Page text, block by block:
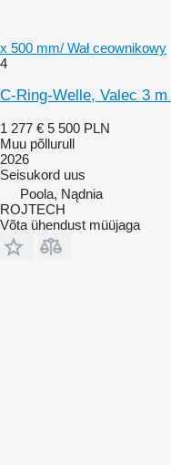
x 500 mm/ Wał ceownikowy
4
C-Ring-Welle, Valec 3
1 277 € 5 500 PLN
Muu põllurull
2026
Seisukord uus
Poola, Nądnia
ROJTECH
Võta ühendust müüjaga